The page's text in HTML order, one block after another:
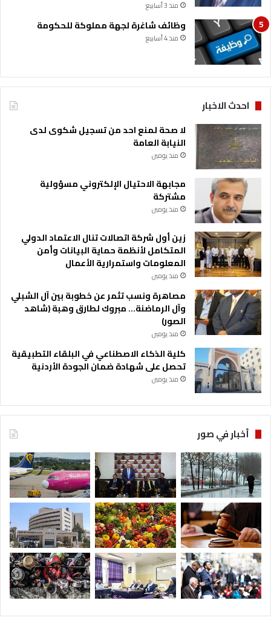
منذ 3 أسابيع
وظائف شاغرة لجهة مملوكة للحكومة
منذ 4 أسابيع
احدث الاخبار
لا صحة لمنع احد من تسجيل شكوى لدى
النيابة العامة
منذ يومين
مجابهة الاحتيال الإلكتروني مسؤولية
مشتركة
منذ يومين
زين أول شركة اتصالات تنال الاعتماد الدولي
المتكامل لأنظمة حماية البيانات وأمن
المعلومات واستمرارية الأعمال
منذ يومين
مصاهرة ونسب تثمر عن خطوبة بين آل الشبلي
وآل الرماضنة… مبروك لطارق وهبة (شاهد
الصور)
منذ يومين
كلية الذكاء الاصطناعي في البلقاء التطبيقية
تحصل على شهادة ضمان الجودة الأردنية
منذ يومين
أخبار في صور